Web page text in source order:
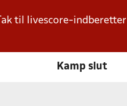
Tak til livescore-indberetter
Kamp slut